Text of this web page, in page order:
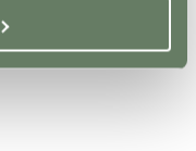
Kruiwagens en karren